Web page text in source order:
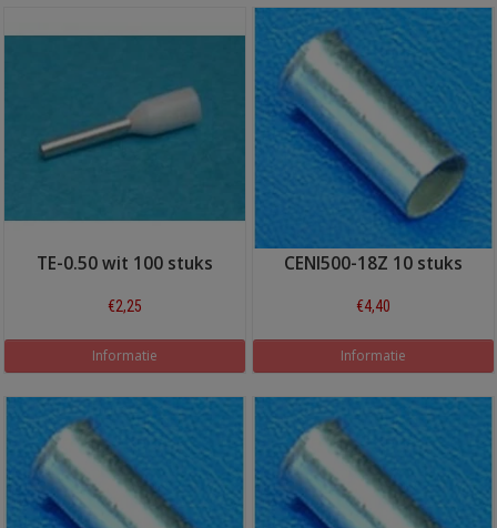
TE-0.50 wit 100 stuks
€2,25
Informatie
CENI500-18Z 10 stuks
€4,40
Informatie